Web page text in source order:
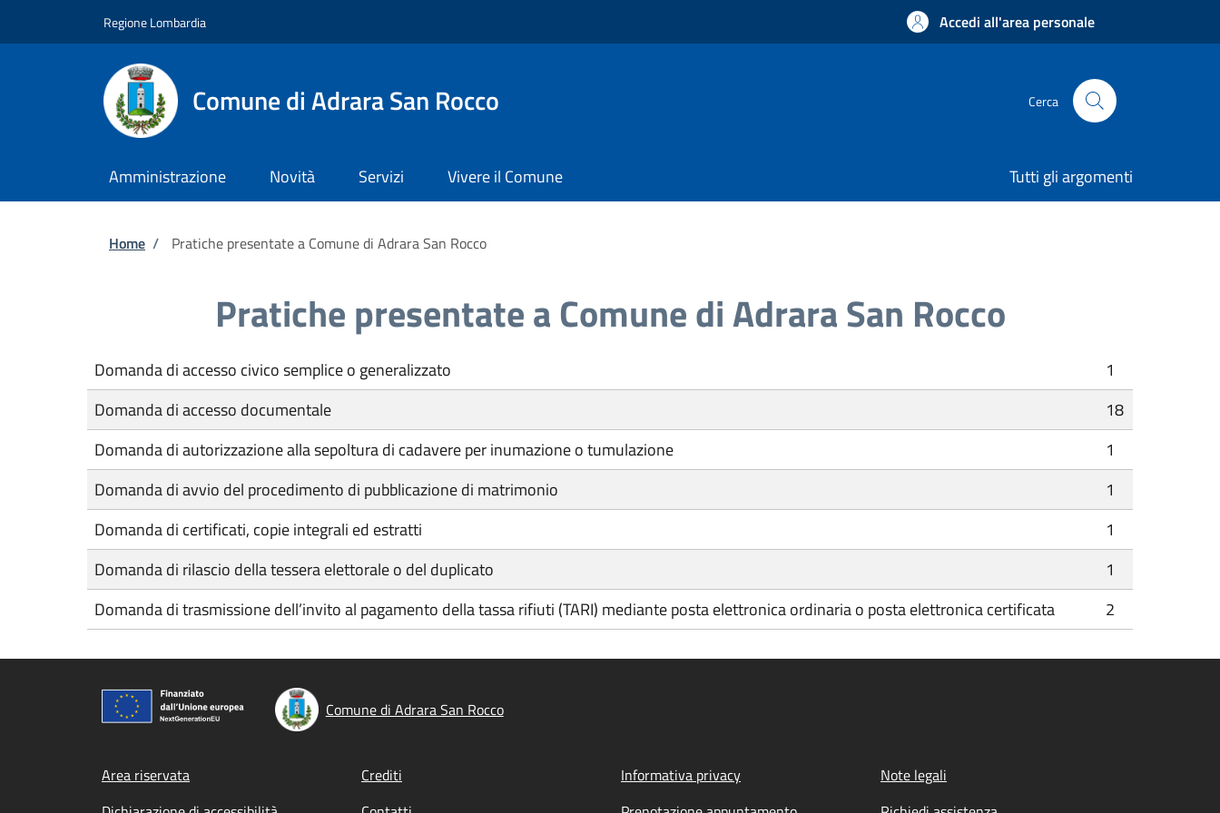
Regione Lombardia Accedi all'area personale
Comune di Adrara San Rocco Cerca
Amministrazione Novità Servizi Vivere il Comune Tutti gli argomenti
Briciole di pane
Home / Pratiche presentate a Comune di Adrara San Rocco
Pratiche presentate a Comune di Adrara San Rocco
Domanda di accesso civico semplice o generalizzato
1
Domanda di accesso documentale
18
Domanda di autorizzazione alla sepoltura di cadavere per inumazione o tumulazione
1
Domanda di avvio del procedimento di pubblicazione di matrimonio
1
Domanda di certificati, copie integrali ed estratti
1
Domanda di rilascio della tessera elettorale o del duplicato
1
Domanda di trasmissione dell’invito al pagamento della tassa rifiuti (TARI) mediante posta elettronica ordinaria o posta elettronica certificata
2
Comune di Adrara San Rocco
Footer menu
Area riservata Crediti Informativa privacy
Note legali